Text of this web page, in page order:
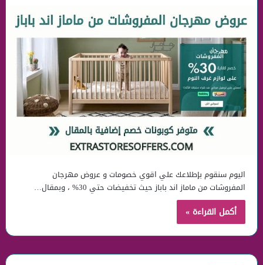
اليوم سنقوم بإطلاعك علي اقوي خصومات و عروض مهرجان
المفروشات من ماماز اند باباز حيث تخفيضات حتي 30% ، وبمقال…
أكمل القراءة »